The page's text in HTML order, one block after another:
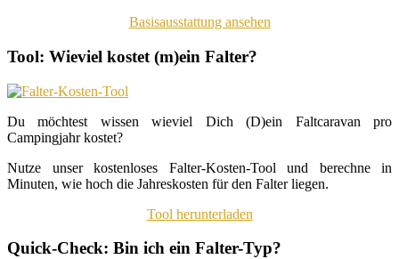
Basisausstattung ansehen
Tool: Wieviel kostet (m)ein Falter?
Du möchtest wissen wieviel Dich (D)ein Faltcaravan pro
Campingjahr kostet?
Nutze unser kostenloses Falter-Kosten-Tool und berechne in
Minuten, wie hoch die Jahreskosten für den Falter liegen.
Tool herunterladen
Quick-Check: Bin ich ein Falter-Typ?